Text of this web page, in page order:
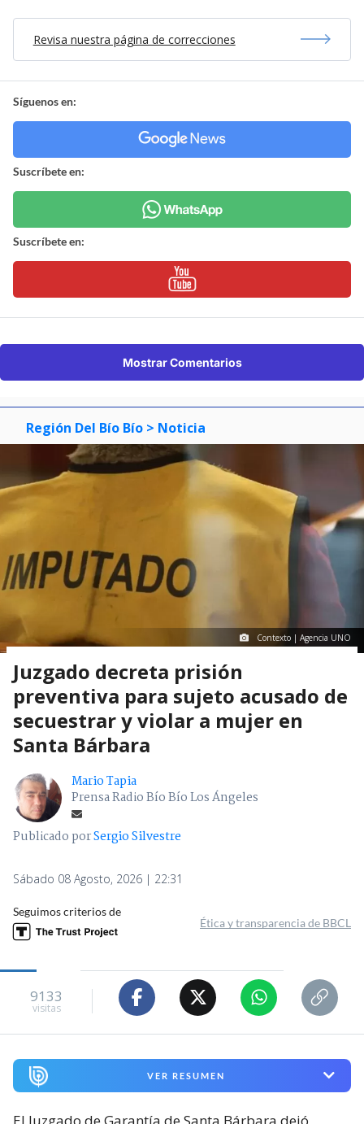
Revisa nuestra página de correcciones
Síguenos en:
Suscríbete en:
Suscríbete en:
Mostrar Comentarios
Región Del Bío Bío > Noticia
Contexto | Agencia UNO
Juzgado decreta prisión
preventiva para sujeto acusado de
secuestrar y violar a mujer en
Santa Bárbara
Mario Tapia
Prensa Radio Bío Bío Los Ángeles
Publicado porSergio Silvestre
Sábado 08 Agosto, 2026 | 22:31
Seguimos criterios de
Ética y transparencia de BBCL
9133
visitas
VER RESUMEN
El Juzgado de Garantía de Santa Bárbara dejó